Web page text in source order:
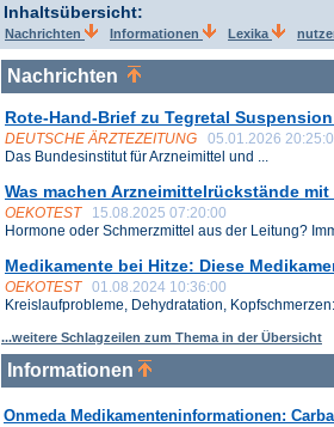
Inhaltsübersicht:
Nachrichten Informationen Lexika
Nachrichten
Rote-Hand-Brief zu Tegretal
DEUTSCHE ÄRZTEZEITUNG
05.01.2026
Das Bundesinstitut für Arzneimittel und ...
Was machen Arzneimittelrückstände
OEKOTEST
15.08.2025 07:20:00
Hormone oder Schmerzmittel aus der Leitung?
Medikamente bei Hitze: Diese
OEKOTEST
01.08.2024 10:36:00
Kreislaufprobleme, Dehydratation,
...weitere Schlagzeilen zum Thema in der Übersicht
Informationen
Onmeda Medikamenteninformationen: